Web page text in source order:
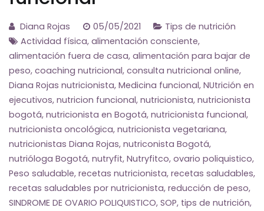
Diana Rojas 05/05/2021
Tips de nutrición
Actividad física, alimentación consciente,
alimentación fuera de casa, alimentación para bajar de
peso, coaching nutricional, consulta nutricional online,
Diana Rojas nutricionista, Medicina funcional, NUtrición en
ejecutivos, nutricion funcional, nutricionista, nutricionista
bogotá, nutricionista en Bogotá, nutricionista funcional,
nutricionista oncológica, nutricionista vegetariana,
nutricionistas Diana Rojas, nutriconista Bogotá,
nutrióloga Bogotá, nutryfit, Nutryfitco, ovario poliquistico,
Peso saludable, recetas nutricionista, recetas saludables,
recetas saludables por nutricionista, reducción de peso,
SINDROME DE OVARIO POLIQUISTICO, SOP, tips de nutrición,